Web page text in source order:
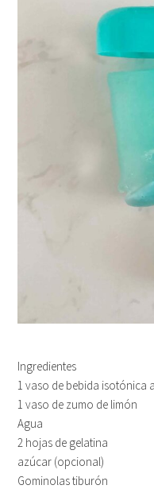
Ingredientes
1 vaso de bebida isotónica
1 vaso de zumo de limón
Agua
2 hojas de gelatina
azúcar (opcional)
Gominolas tiburón